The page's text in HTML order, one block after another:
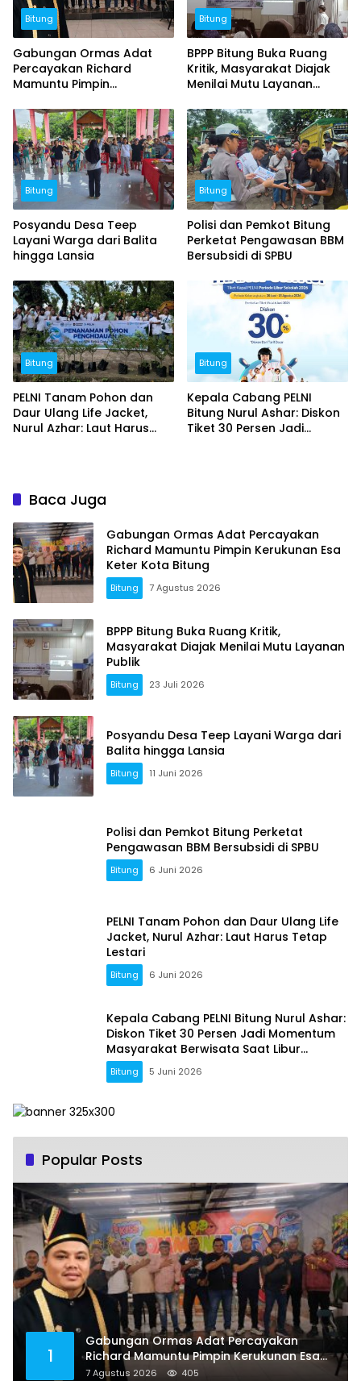
Bitung
Gabungan Ormas Adat
Percayakan Richard
Mamuntu Pimpin
Bitung
Bitung
BPPP Bitung Buka Ruang
Kritik, Masyarakat Diajak
Menilai Mutu Layanan
Bitung
Posyandu Desa Teep
Layani Warga dari Balita
hingga Lansia
Bitung
Polisi dan Pemkot Bitung
Perketat Pengawasan BBM
Bersubsidi di SPBU
Bitung
PELNI Tanam Pohon dan
Daur Ulang Life Jacket,
Nurul Azhar: Laut Harus
Bitung
Kepala Cabang PELNI
Bitung Nurul Ashar: Diskon
Tiket 30 Persen Jadi
Baca Juga
Gabungan Ormas Adat Percayakan
Richard Mamuntu Pimpin Kerukunan Esa
Keter Kota Bitung
Bitung 7 Agustus 2026
BPPP Bitung Buka Ruang Kritik,
Masyarakat Diajak Menilai Mutu Layanan
Publik
Bitung 23 Juli 2026
Posyandu Desa Teep Layani Warga dari
Balita hingga Lansia
Bitung 11 Juni 2026
Polisi dan Pemkot Bitung Perketat
Pengawasan BBM Bersubsidi di SPBU
Bitung 6 Juni 2026
PELNI Tanam Pohon dan Daur Ulang Life
Jacket, Nurul Azhar: Laut Harus Tetap
Lestari
Bitung 6 Juni 2026
Kepala Cabang PELNI Bitung Nurul Ashar:
Diskon Tiket 30 Persen Jadi Momentum
Masyarakat Berwisata Saat Libur
Sekolah
Bitung 5 Juni 2026
Popular Posts
1
Gabungan Ormas Adat Percayakan
Richard Mamuntu Pimpin Kerukunan Esa
Keter Kota Bitung
7 Agustus 2026 405